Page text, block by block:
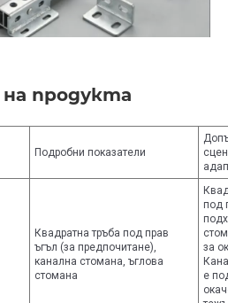
продукта
Подробни показатели
Квадратна тръба под прав
ъгъл (за предпочитане),
канална стомана, ъглова
стомана
под
за
е